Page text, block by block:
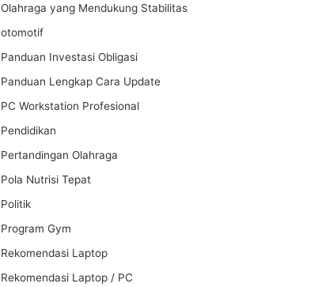
Olahraga yang Mendukung Stabilitas
otomotif
Panduan Investasi Obligasi
Panduan Lengkap Cara Update
PC Workstation Profesional
Pendidikan
Pertandingan Olahraga
Pola Nutrisi Tepat
Politik
Program Gym
Rekomendasi Laptop
Rekomendasi Laptop / PC